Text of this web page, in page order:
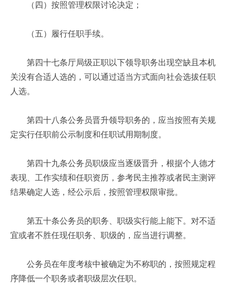
（四）按照管理权限讨论决定；
（五）履行任职手续。
第四十七条厅局级正职以下领导职务出现空缺且本机
关没有合适人选的，可以通过适当方式面向社会选拔任职
人选。
第四十八条公务员晋升领导职务的，应当按照有关规
定实行任职前公示制度和任职试用期制度。
第四十九条公务员职级应当逐级晋升，根据个人德才
表现、工作实绩和任职资历，参考民主推荐或者民主测评
结果确定人选，经公示后，按照管理权限审批。
第五十条公务员的职务、职级实行能上能下。对不适
宜或者不胜任现任职务、职级的，应当进行调整。
公务员在年度考核中被确定为不称职的，按照规定程
序降低一个职务或者职级层次任职。